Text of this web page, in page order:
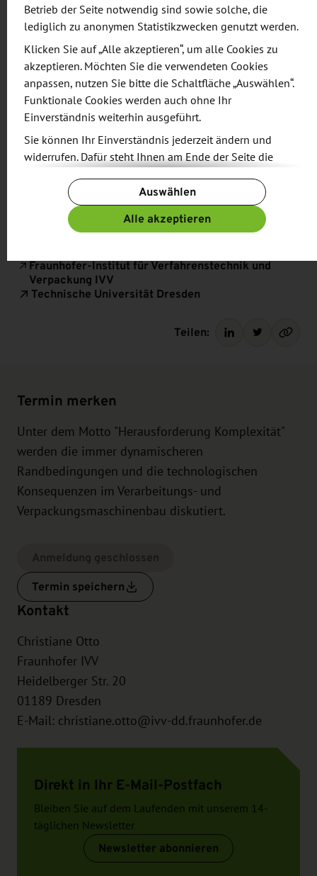
Themenschwerpunkte:
Biogene Verarbeitungsgüter
Verpackungen in der Kreislaufwirtschaft
Assistenzsysteme gegen Fachkräftemangel
Resiliente Verarbeitungs- und
Ressourcenschonende Reinigungsprozesse
Zusätzliche Informationen
Fraunhofer-Institut für Verfahrenstechnik und
Verpackung IVV
Technische Universität Dresden
Teilen:
Termin merken
Unter dem Motto "Herausforderung Komplexität"
werden die immer dynamischeren
Randbedingungen und die technologischen
Konsequenzen im Verarbeitungs- und
Verpackungsmaschinenbau diskutiert.
Termin speichern
Kontakt
Christiane Otto
Fraunhofer IVV
Heidelberger Str. 20
01189 Dresden
E-Mail: christiane.otto@ivv-dd.fraunhofer.de
Direkt in Ihr E-Mail-Postfach
Bleiben Sie auf dem Laufenden mit unserem 14-
täglichen Newsletter
Newsletter abonnieren
Betrieb der Seite notwendig sind sowie solche, die
lediglich zu anonymen Statistikzwecken genutzt werden.
Klicken Sie auf „Alle akzeptieren“, um alle Cookies zu
akzeptieren. Möchten Sie die verwendeten Cookies
anpassen, nutzen Sie bitte die Schaltfläche „Auswählen“.
Funktionale Cookies werden auch ohne Ihr
Einverständnis weiterhin ausgeführt.
Sie können Ihr Einverständnis jederzeit ändern und
widerrufen. Dafür steht Ihnen am Ende der Seite die
Verfügung.
Weitere Informationen finden Sie in unseren
Datenschutzbestimmungenund ergänzend in unserem
Auswählen
Alle akzeptieren